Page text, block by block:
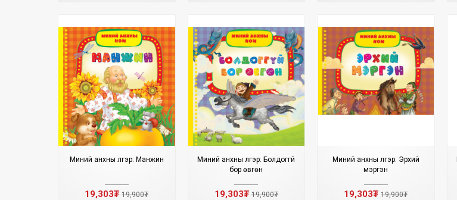
Миний анхны үлгэр: Манжин
19,303₮19,900₮
Миний анхны үлгэр: Болдоггүй
бор өвгөн
19,303₮19,900₮
Миний анхны үлгэр: Эрхий
мэргэн
19,303₮19,900₮